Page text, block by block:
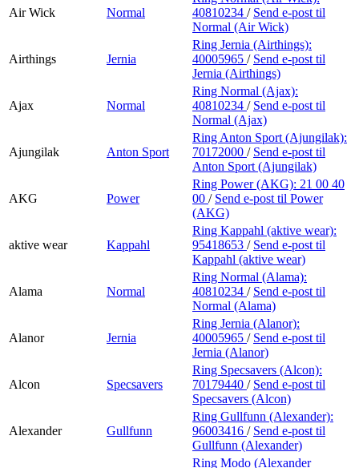
Air Wick Normal
40810234 / Send e-post til
Normal (Air Wick)
Airthings Jernia
Ring Jernia (Airthings):
40005965 / Send e-post til
Jernia (Airthings)
Ajax Normal
Ring Normal (Ajax):
40810234 / Send e-post til
Normal (Ajax)
Ajungilak Anton Sport
Ring Anton Sport (Ajungilak):
70172000 / Send e-post til
Anton Sport (Ajungilak)
AKG Power
Ring Power (AKG): 21 00 40
00 / Send e-post til Power
(AKG)
aktive wear Kappahl
Ring Kappahl (aktive wear):
95418653 / Send e-post til
Kappahl (aktive wear)
Alama Normal
Ring Normal (Alama):
40810234 / Send e-post til
Normal (Alama)
Alanor Jernia
Ring Jernia (Alanor):
40005965 / Send e-post til
Jernia (Alanor)
Alcon Specsavers
Ring Specsavers (Alcon):
70179440 / Send e-post til
Specsavers (Alcon)
Alexander Gullfunn
Ring Gullfunn (Alexander):
96003416 / Send e-post til
Gullfunn (Alexander)
Ring Modo (Alexander